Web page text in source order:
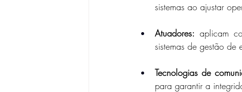
sistemas ao ajustar
Atuadores: aplicam
sistemas de gestão de
Tecnologias de
para garantir a